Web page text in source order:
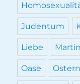
Judentum
Liebe
Oase Ostern